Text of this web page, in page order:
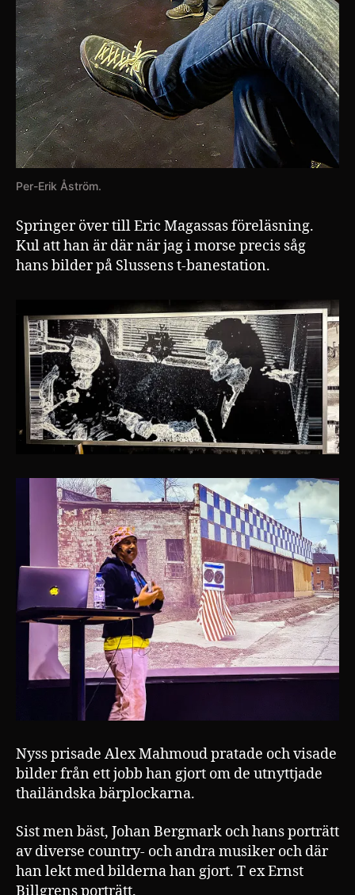
Per-Erik Åström.
Springer över till Eric Magassas föreläsning.
Kul att han är där när jag i morse precis såg
hans bilder på Slussens t-banestation.
Nyss prisade Alex Mahmoud pratade och visade
bilder från ett jobb han gjort om de utnyttjade
thailändska bärplockarna.
Sist men bäst, Johan Bergmark och hans porträtt
av diverse country- och andra musiker och där
han lekt med bilderna han gjort. T ex Ernst
Billgrens porträtt.